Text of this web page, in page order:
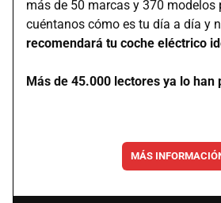
más de 50 marcas y 370 modelos
cuéntanos cómo es tu día a día y
recomendará tu coche eléctrico
Más de 45.000 lectores ya lo han
MÁS